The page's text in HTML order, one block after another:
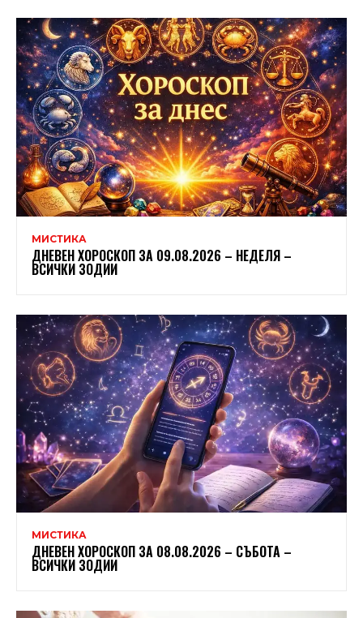
МИСТИКА
ДНЕВЕН ХОРОСКОП ЗА 09.08.2026 – НЕДЕЛЯ –
ВСИЧКИ ЗОДИИ
МИСТИКА
ДНЕВЕН ХОРОСКОП ЗА 08.08.2026 – СЪБОТА –
ВСИЧКИ ЗОДИИ